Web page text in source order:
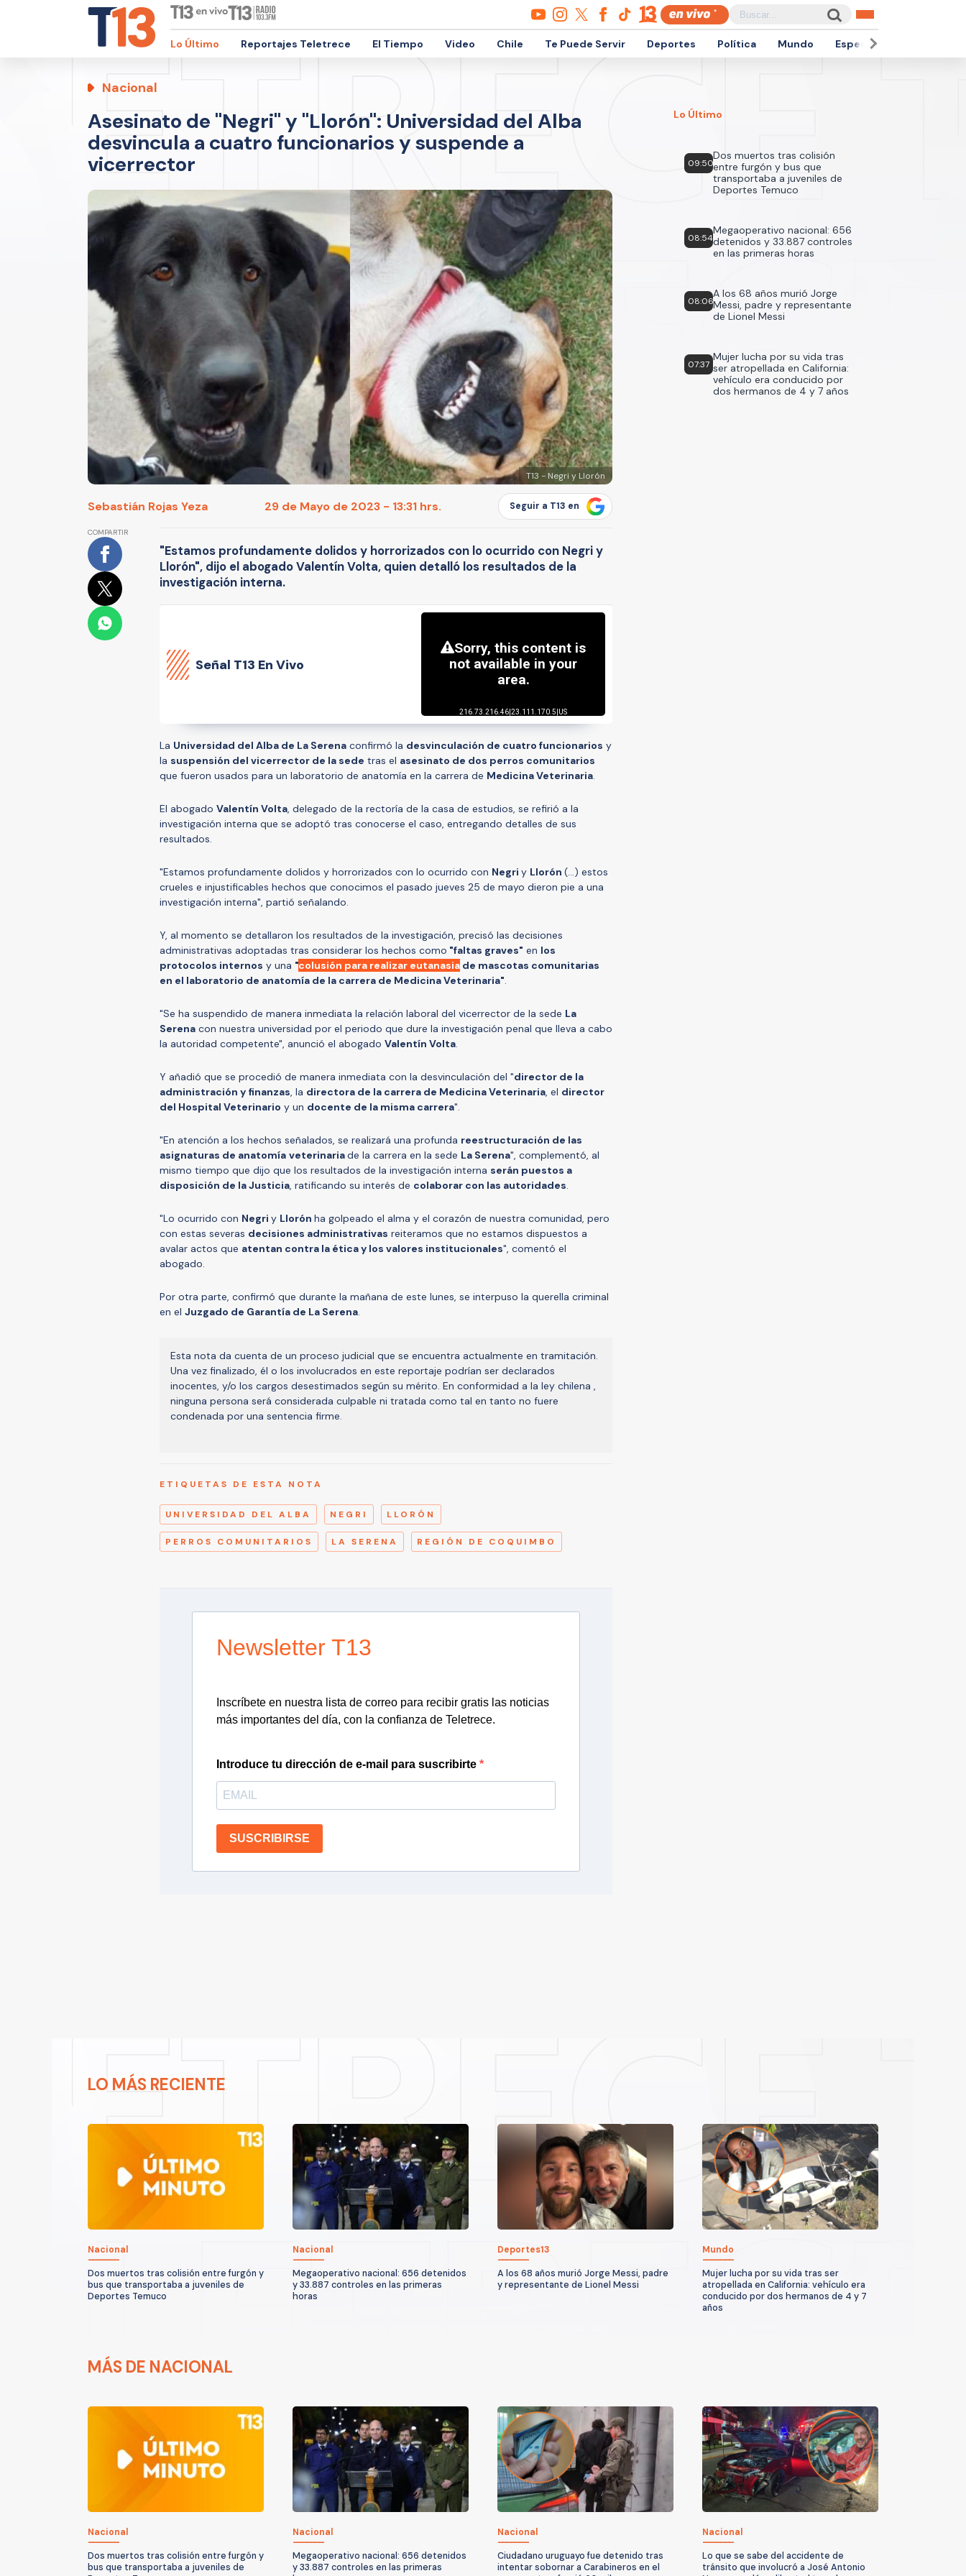
Lo Último Reportajes Teletrece El Tiempo Video Chile Te Puede Servir Deportes Política Mundo Espectáculos
Nacional
Asesinato de "Negri" y "Llorón": Universidad del Alba
desvincula a cuatro funcionarios y suspende a
vicerrector
T13 - Negri y Llorón
Sebastián Rojas Yeza 29 de Mayo de 2023 - 13:31 hrs. Seguir a T13 en
COMPARTIR
"Estamos profundamente dolidos y horrorizados con lo ocurrido con Negri y
Llorón", dijo el abogado Valentín Volta, quien detalló los resultados de la
investigación interna.
Señal T13 En Vivo
La Universidad del Alba de La Serena confirmó la desvinculación de cuatro funcionarios y
la suspensión del vicerrector de la sede tras el asesinato de dos perros comunitarios
que fueron usados para un laboratorio de anatomía en la carrera de Medicina Veterinaria.
El abogado Valentín Volta, delegado de la rectoría de la casa de estudios, se refirió a la
investigación interna que se adoptó tras conocerse el caso, entregando detalles de sus
resultados.
"Estamos profundamente dolidos y horrorizados con lo ocurrido con Negri y Llorón (...) estos
crueles e injustificables hechos que conocimos el pasado jueves 25 de mayo dieron pie a una
investigación interna", partió señalando.
Y, al momento se detallaron los resultados de la investigación, precisó las decisiones
administrativas adoptadas tras considerar los hechos como "faltas graves" en los
protocolos internos y una "colusión para realizar eutanasia de mascotas comunitarias
en el laboratorio de anatomía de la carrera de Medicina Veterinaria".
"Se ha suspendido de manera inmediata la relación laboral del vicerrector de la sede La
Serena con nuestra universidad por el periodo que dure la investigación penal que lleva a cabo
la autoridad competente", anunció el abogado Valentín Volta.
Y añadió que se procedió de manera inmediata con la desvinculación del "director de la
administración y finanzas, la directora de la carrera de Medicina Veterinaria, el director
del Hospital Veterinario y un docente de la misma carrera".
"En atención a los hechos señalados, se realizará una profunda reestructuración de las
asignaturas de anatomía veterinariade la carrera en la sede La Serena", complementó, al
mismo tiempo que dijo que los resultados de la investigación interna serán puestos a
disposición de la Justicia, ratificando su interés de colaborar con las autoridades.
"Lo ocurrido con Negri y Llorón ha golpeado el alma y el corazón de nuestra comunidad, pero
con estas severas decisiones administrativas reiteramos que no estamos dispuestos a
avalar actos que atentan contra la ética y los valores institucionales", comentó el
abogado.
Por otra parte, confirmó que durante la mañana de este lunes, se interpuso la querella criminal
en el Juzgado de Garantía de La Serena.
Esta nota da cuenta de un proceso judicial que se encuentra actualmente en tramitación.
Una vez finalizado, él o los involucrados en este reportaje podrían ser declarados
inocentes, y/o los cargos desestimados según su mérito. En conformidad a la ley chilena ,
ninguna persona será considerada culpable ni tratada como tal en tanto no fuere
condenada por una sentencia firme.
ETIQUETAS DE ESTA NOTA
UNIVERSIDAD DEL ALBA NEGRI LLORÓN
PERROS COMUNITARIOS LA SERENA REGIÓN DE COQUIMBO
Newsletter T13
Inscríbete en nuestra lista de correo para recibir gratis las noticias
más importantes del día, con la confianza de Teletrece.
Introduce tu dirección de e-mail para suscribirte
SUSCRIBIRSE
Lo Último
09:50
Dos muertos tras colisión
entre furgón y bus que
transportaba a juveniles de
Deportes Temuco
08:54
Megaoperativo nacional: 656
detenidos y 33.887 controles
en las primeras horas
08:06
A los 68 años murió Jorge
Messi, padre y representante
de Lionel Messi
07:37
Mujer lucha por su vida tras
ser atropellada en California:
vehículo era conducido por
dos hermanos de 4 y 7 años
LO MÁS RECIENTE
Nacional
Dos muertos tras colisión entre furgón y
bus que transportaba a juveniles de
Deportes Temuco
Nacional
Megaoperativo nacional: 656 detenidos
y 33.887 controles en las primeras
horas
Deportes13
A los 68 años murió Jorge Messi, padre
y representante de Lionel Messi
Mundo
Mujer lucha por su vida tras ser
atropellada en California: vehículo era
conducido por dos hermanos de 4 y 7
años
MÁS DE NACIONAL
Nacional
Dos muertos tras colisión entre furgón y
bus que transportaba a juveniles de
Nacional
Megaoperativo nacional: 656 detenidos
y 33.887 controles en las primeras
Nacional
Ciudadano uruguayo fue detenido tras
intentar sobornar a Carabineros en el
Nacional
Lo que se sabe del accidente de
tránsito que involucró a José Antonio